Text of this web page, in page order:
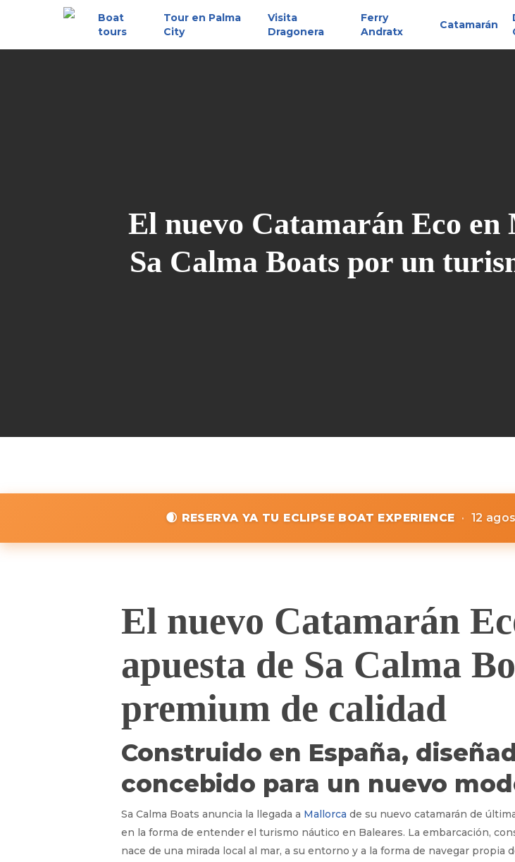
Boat
tours
Tour en Palma
City
Visita
Dragonera
Ferry
Andratx
Catamarán
El nuevo Catamarán Eco
Sa Calma Boats por un
🌒 RESERVA YA TU ECLIPSE BOAT EXPERIENCE · 12
El nuevo Catamarán
apuesta de Sa Calma
premium de calidad
Construido en España,
concebido para un nuevo
Sa Calma Boats anuncia la llegada a Mallorca de su nuevo catamarán de
en la forma de entender el turismo náutico en Baleares. La embarcación,
nace de una mirada local al mar, a su entorno y a la forma de navegar